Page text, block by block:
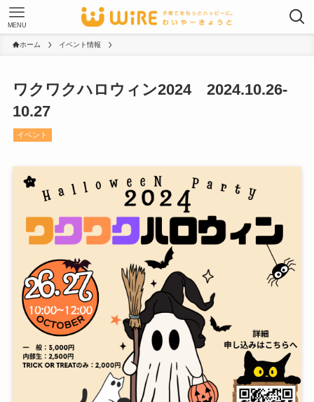
MENU
ホーム イベント情報
ワクワクハロウィン2024 2024.10.26-
10.27
イベント